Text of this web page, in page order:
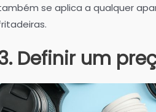
se aplica a qualquer
Definir um